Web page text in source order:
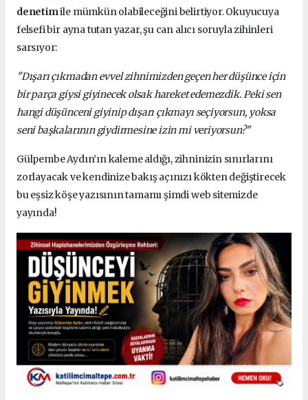
denetimile mümkün olabileceğini belirtiyor. Okuyucuya
felsefi bir ayna tutan yazar, şu can alıcı soruyla zihinleri
sarsıyor:
"Dışarı çıkmadan evvel zihnimizden geçen her düşünce için
bir parça giysi giyinecek olsak hareket edemezdik. Peki sen
hangi düşünceni giyinip dışarı çıkmayı seçiyorsun, yoksa
seni başkalarının giydirmesine izin mi veriyorsun?"
Gülpembe Aydın’ın kaleme aldığı, zihninizin sınırlarını
zorlayacak ve kendinize bakış açınızı kökten değiştirecek
bu eşsiz köşe yazısının tamamı şimdi web sitemizde
yayında!